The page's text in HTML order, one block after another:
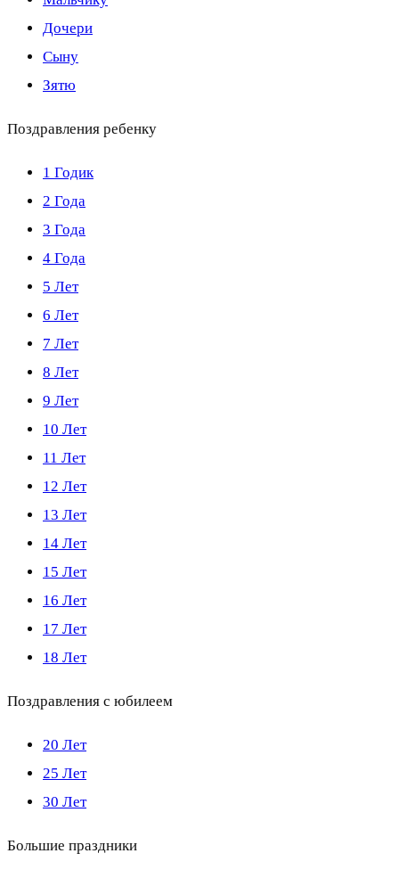
Дочери
Сыну
Зятю
Поздравления ребенку
1 Годик
2 Года
3 Года
4 Года
5 Лет
6 Лет
7 Лет
8 Лет
9 Лет
10 Лет
11 Лет
12 Лет
13 Лет
14 Лет
15 Лет
16 Лет
17 Лет
18 Лет
Поздравления с юбилеем
20 Лет
25 Лет
30 Лет
Большие праздники